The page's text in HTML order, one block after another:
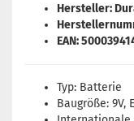
Hersteller:
EAN:
Typ: Batterie
Baugröße: 9V,